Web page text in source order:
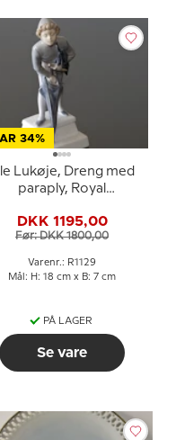
34%
Lukøje, Dreng med
paraply, Royal
1129
DKK 1195,00
Før: DKK 1800,00
Varenr.: R1129
Mål: H: 18 cm x B: 7 cm
PÅ LAGER
Se vare